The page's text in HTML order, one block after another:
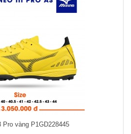
vàng P1GD228445